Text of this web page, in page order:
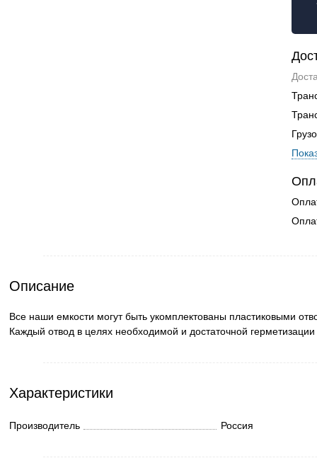
Описание
Все наши емкости могут быть укомплектованы пластиковыми
Каждый отвод в целях необходимой и достаточной
Характеристики
Производитель Россия